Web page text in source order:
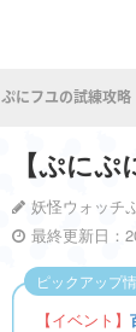
ぷにフユの試練攻略
【ぷに
妖怪ウォッチ
最終更新日：
【イベント】
ピックアップ